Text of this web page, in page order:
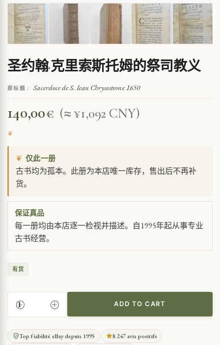
圣约翰·克里索斯托姆的祭司教义
原标题 : Sacerdoce de S. Iean Chrysostome 1650
140,00€ (≈ ¥1,092 CNY)
❦ 仅此一册
古书均为孤本。此册为本店唯一库存，售出后不再补
货。
保证真品
每一册均由本店逐一检视并描述。自1995年起从事专业
古书经营。
有货
约
翰
·
ADD TO CART
Top fiabilité eBay depuis 1995
8 247 avis positifs